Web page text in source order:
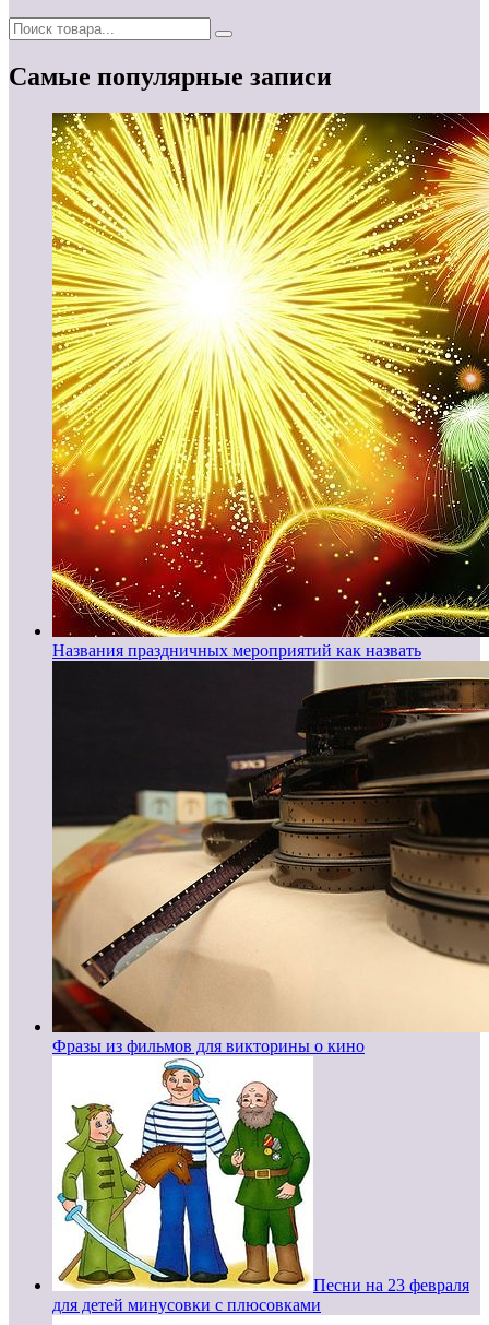
Самые популярные записи
Названия праздничных мероприятий как назвать
Фразы из фильмов для викторины о кино
Песни на 23 февраля
для детей минусовки с плюсовками